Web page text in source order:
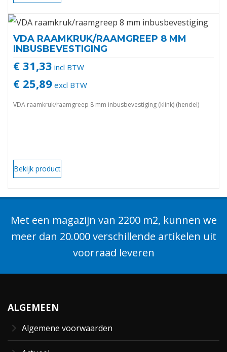
VDA RAAMKRUK/RAAMGREEP 8 MM
INBUSBEVESTIGING
€ 31,33 incl BTW
€ 25,89 excl BTW
VDA raamkruk/raamgreep 8 mm inbusbevestiging (klink) (hendel)
Bekijk product
Met een magazijn van 2200 m2, kunnen we
meer dan 20.000 verschillende artikelen uit
voorraad leveren
ALGEMEEN
Algemene voorwaarden